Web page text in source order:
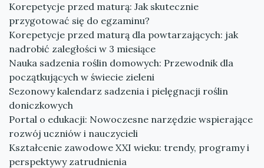
Korepetycje przed maturą: Jak skutecznie
przygotować się do egzaminu?
Korepetycje przed maturą dla powtarzających: jak
nadrobić zaległości w 3 miesiące
Nauka sadzenia roślin domowych: Przewodnik dla
początkujących w świecie zieleni
Sezonowy kalendarz sadzenia i pielęgnacji roślin
doniczkowych
Portal o edukacji: Nowoczesne narzędzie wspierające
rozwój uczniów i nauczycieli
Kształcenie zawodowe XXI wieku: trendy, programy i
perspektywy zatrudnienia